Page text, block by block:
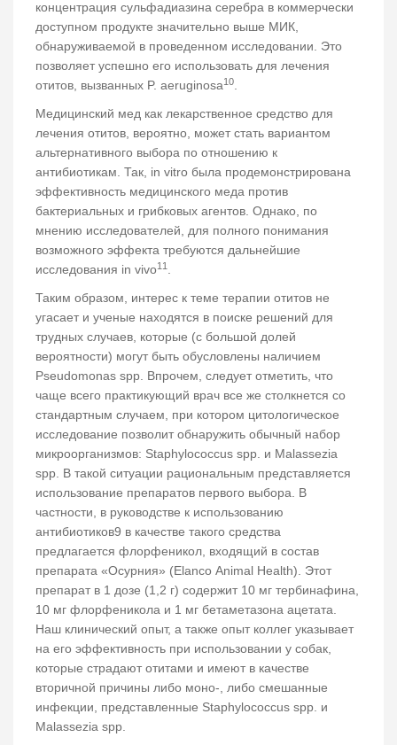
концентрация сульфадиазина серебра в коммерчески
доступном продукте значительно выше МИК,
обнаруживаемой в проведенном исследовании. Это
позволяет успешно его использовать для лечения
отитов, вызванных P. аeruginosa10.
Медицинский мед как лекарственное средство для
лечения отитов, вероятно, может стать вариантом
альтернативного выбора по отношению к
антибиотикам. Так, in vitro была продемонстрирована
эффективность медицинского меда против
бактериальных и грибковых агентов. Однако, по
мнению исследователей, для полного понимания
возможного эффекта требуются дальнейшие
исследования in vivo11 .
Таким образом, интерес к теме терапии отитов не
угасает и ученые находятся в поиске решений для
трудных случаев, которые (с большой долей
вероятности) могут быть обусловлены наличием
Pseudomonas spp. Впрочем, следует отметить, что
чаще всего практикующий врач все же столкнется со
стандартным случаем, при котором цитологическое
исследование позволит обнаружить обычный набор
микроорганизмов: Staphylococcus spp. и Malassezia
spp. В такой ситуации рациональным представляется
использование препаратов первого выбора. В
частности, в руководстве к использованию
антибиотиков9 в качестве такого средства
предлагается флорфеникол, входящий в состав
препарата «Осурния» (Elanco Animal Health). Этот
препарат в 1 дозе (1,2 г) содержит 10 мг тербинафина,
10 мг флорфеникола и 1 мг бетаметазона ацетата.
Наш клинический опыт, а также опыт коллег указывает
на его эффективность при использовании у собак,
которые страдают отитами и имеют в качестве
вторичной причины либо моно-, либо смешанные
инфекции, представленные Staphylococcus spp. и
Malassezia spp.